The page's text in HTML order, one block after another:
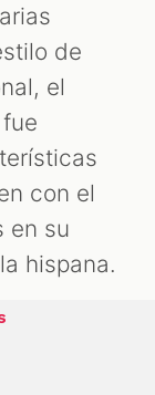
de
el
con el
en su
hispana.